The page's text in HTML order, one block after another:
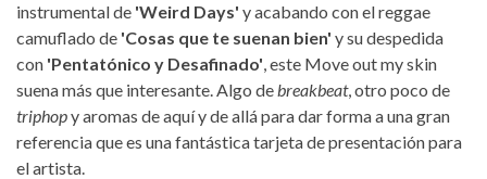
instrumental de 'Weird Days' y acabando con el reggae
camuflado de 'Cosas que te suenan bien' y su despedida
con 'Pentatónico y Desafinado' , este Move out my skin
suena más que interesante. Algo de breakbeat, otro poco de
triphopy aromas de aquí y de allá para dar forma a una gran
referencia que es una fantástica tarjeta de presentación para
el artista.